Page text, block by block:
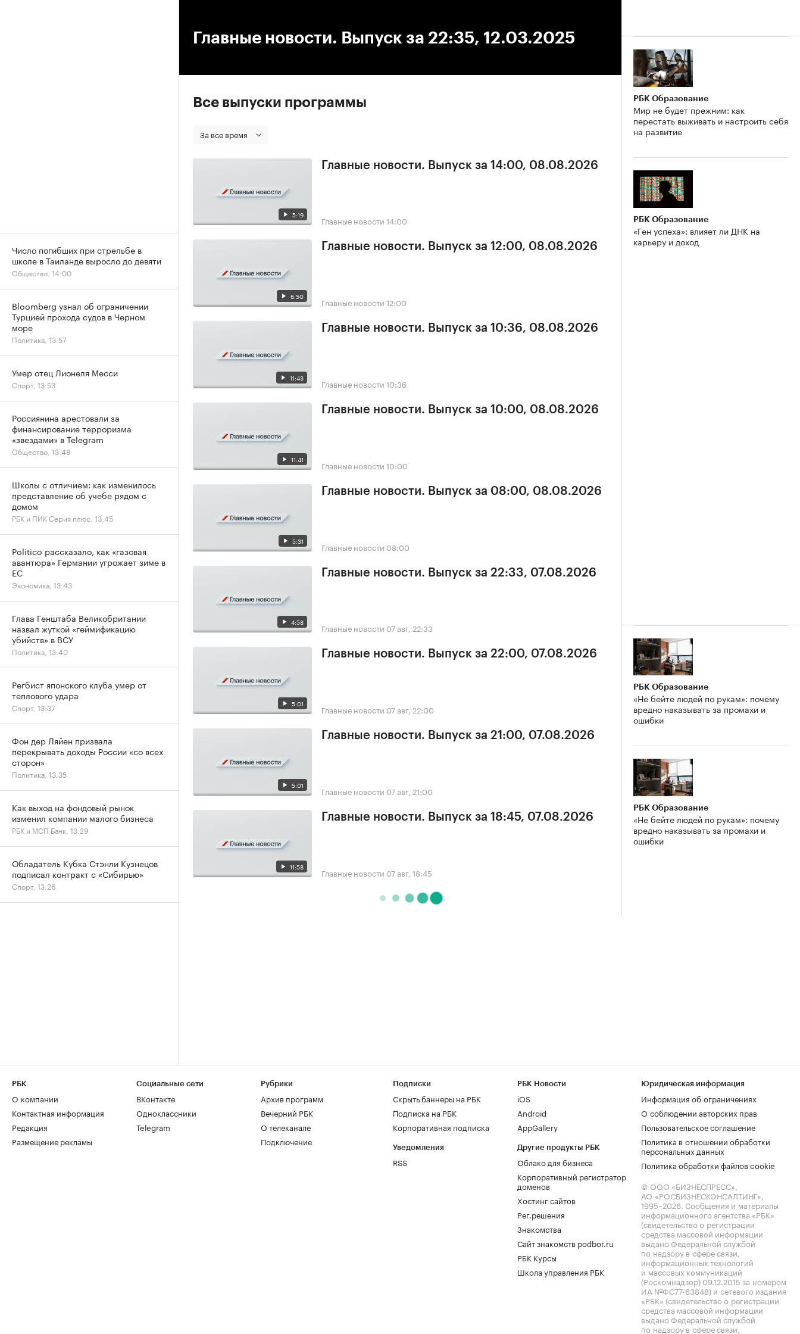
Главные новости. Выпуск за 22:35, 12.03.2025
Все выпуски программы
За все время
5:19
Главные новости. Выпуск за 14:00, 08.08.2026
Главные новости 14:00
6:50
Главные новости. Выпуск за 12:00, 08.08.2026
Главные новости 12:00
11:43
Главные новости. Выпуск за 10:36, 08.08.2026
Главные новости 10:36
11:41
Главные новости. Выпуск за 10:00, 08.08.2026
Главные новости 10:00
5:31
Главные новости. Выпуск за 08:00, 08.08.2026
Главные новости 08:00
4:58
Главные новости. Выпуск за 22:33, 07.08.2026
Главные новости 07 авг, 22:33
5:01
Главные новости. Выпуск за 22:00, 07.08.2026
Главные новости 07 авг, 22:00
5:01
Главные новости. Выпуск за 21:00, 07.08.2026
Главные новости 07 авг, 21:00
11:58
Главные новости. Выпуск за 18:45, 07.08.2026
Главные новости 07 авг, 18:45
РБК Образование
Мир не будет прежним: как
перестать выживать и настроить себя
на развитие
РБК Образование
«Ген успеха»: влияет ли ДНК на
карьеру и доход
РБК Образование
«Не бейте людей по рукам»: почему
вредно наказывать за промахи и
ошибки
РБК Образование
«Не бейте людей по рукам»: почему
вредно наказывать за промахи и
ошибки
Число погибших при стрельбе в
школе в Таиланде выросло до девяти
Общество, 14:00
Bloomberg узнал об ограничении
Турцией прохода судов в Черном
море
Политика, 13:57
Умер отец Лионеля Месси
Спорт, 13:53
Россиянина арестовали за
финансирование терроризма
«звездами» в Telegram
Общество, 13:48
Школы с отличием: как изменилось
представление об учебе рядом с
домом
РБК и ПИК Серия плюс, 13:45
Politico рассказало, как «газовая
авантюра» Германии угрожает зиме в
ЕС
Экономика, 13:43
Глава Генштаба Великобритании
назвал жуткой «геймификацию
убийств» в ВСУ
Политика, 13:40
Регбист японского клуба умер от
теплового удара
Спорт, 13:37
Фон дер Ляйен призвала
перекрывать доходы России «со всех
сторон»
Политика, 13:35
Как выход на фондовый рынок
изменил компании малого бизнеса
РБК и МСП Банк, 13:29
Обладатель Кубка Стэнли Кузнецов
подписал контракт с «Сибирью»
Спорт, 13:26
РБК
О компании
Контактная информация
Редакция
Размещение рекламы
Социальные сети
ВКонтакте
Одноклассники
Telegram
Рубрики
Архив программ
Вечерний РБК
О телеканале
Подключение
Подписки
Скрыть баннеры на РБК
Подписка на РБК
Корпоративная подписка
Уведомления
RSS
РБК Новости
iOS
Android
AppGallery
Другие продукты РБК
Облако для бизнеса
Корпоративный регистратор
доменов
Хостинг сайтов
Рег.решения
Знакомства
Сайт знакомств podbor.ru
РБК Курсы
Школа управления РБК
Юридическая информация
Информация об ограничениях
О соблюдении авторских прав
Пользовательское соглашение
Политика в отношении обработки
персональных данных
Политика обработки файлов cookie
© ООО «БИЗНЕСПРЕСС»,
АО «РОСБИЗНЕСКОНСАЛТИНГ»,
1995–2026. Сообщения и материалы
информационного агентства «РБК»
(свидетельство о регистрации
средства массовой информации
выдано Федеральной службой
по надзору в сфере связи,
информационных технологий
и массовых коммуникаций
(Роскомнадзор) 09.12.2015 за номером
ИА №ФС77-63848) и сетевого издания
«РБК» (свидетельство о регистрации
средства массовой информации
выдано Федеральной службой
по надзору в сфере связи,